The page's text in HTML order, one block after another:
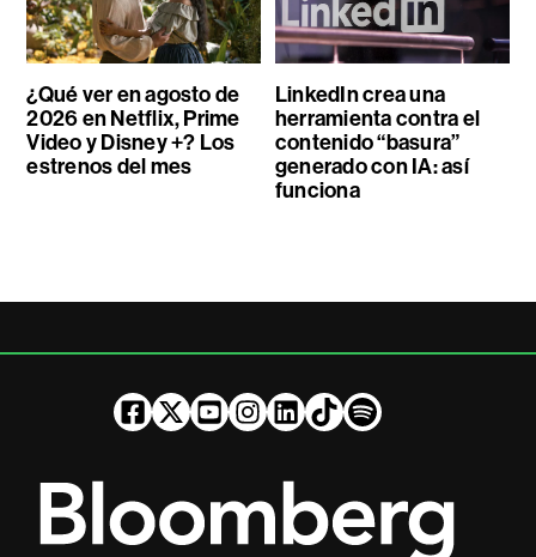
¿Qué ver en agosto de
2026 en Netflix, Prime
Video y Disney +? Los
estrenos del mes
LinkedIn crea una
herramienta contra el
contenido “basura”
generado con IA: así
funciona